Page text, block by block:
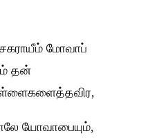
மோவாப்
தன்
யோவாபையும்,